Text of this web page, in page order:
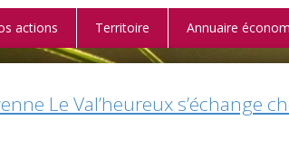
actions Territoire Annuaire
Le Val’heureux s’échange